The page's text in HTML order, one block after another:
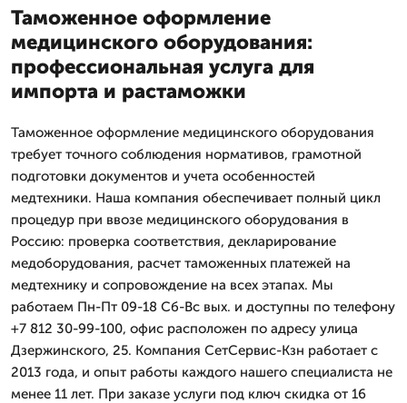
Таможенное оформление
медицинского оборудования:
профессиональная услуга для
импорта и растаможки
Таможенное оформление медицинского оборудования
требует точного соблюдения нормативов, грамотной
подготовки документов и учета особенностей
медтехники. Наша компания обеспечивает полный цикл
процедур при ввозе медицинского оборудования в
Россию: проверка соответствия, декларирование
медоборудования, расчет таможенных платежей на
медтехнику и сопровождение на всех этапах. Мы
работаем Пн-Пт 09-18 Сб-Вс вых. и доступны по телефону
+7 812 30-99-100, офис расположен по адресу улица
Дзержинского, 25. Компания СетСервис-Кзн работает с
2013 года, и опыт работы каждого нашего специалиста не
менее 11 лет. При заказе услуги под ключ скидка от 16